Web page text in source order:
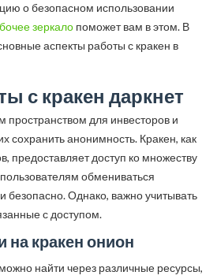
о безопасном использовании
зеркало поможет вам в этом. В
аспекты работы с кракен в
с кракен даркнет
пространством для инвесторов и
сохранить анонимность. Кракен, как
предоставляет доступ ко множеству
обмениваться
Однако, важно учитывать
с доступом.
на кракен онион
найти через различные ресурсы,